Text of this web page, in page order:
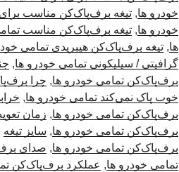
خودرو ها, تیغه برف‌پاک‌کن مناسب
خودرو ها, تیغه برف‌پاک‌کن مناسب
ها, تیغه برف‌پاک‌کن هیبریدی تمامی
گرافیتی / سیلیکونی تمامی خودرو ها,
برف‌پاک‌کن تمامی خودرو ها, چرا
خوب پاک نمی‌کند تمامی خودرو ها,
برف‌پاک‌کن تمامی خودرو ها, زمان
برف‌پاک‌کن تمامی خودرو ها, سایز تیغه
برف‌پاک‌کن تمامی خودرو ها, صدای
تمامی خودرو ها, عملکرد برف‌پاک‌کن